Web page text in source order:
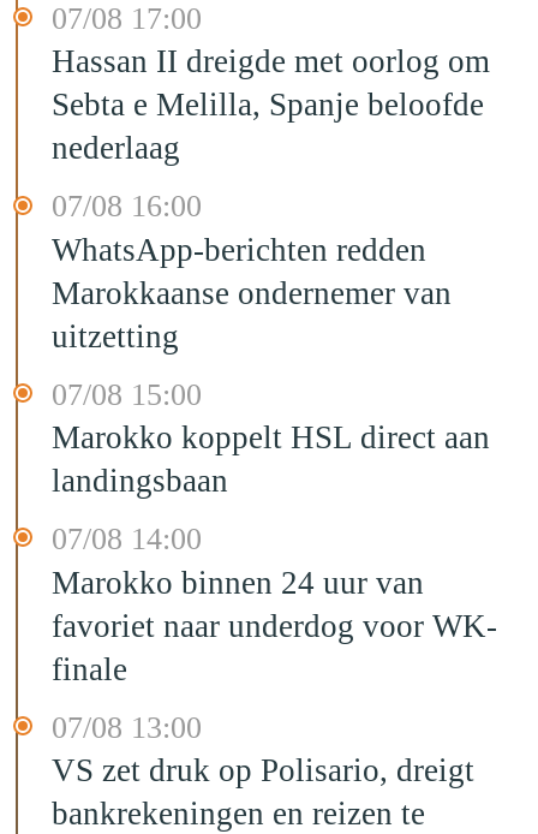
07/08 17:00
Hassan II dreigde met oorlog om
Sebta e Melilla, Spanje beloofde
nederlaag
07/08 16:00
WhatsApp-berichten redden
Marokkaanse ondernemer van
uitzetting
07/08 15:00
Marokko koppelt HSL direct aan
landingsbaan
07/08 14:00
Marokko binnen 24 uur van
favoriet naar underdog voor WK-
finale
07/08 13:00
VS zet druk op Polisario, dreigt
bankrekeningen en reizen te